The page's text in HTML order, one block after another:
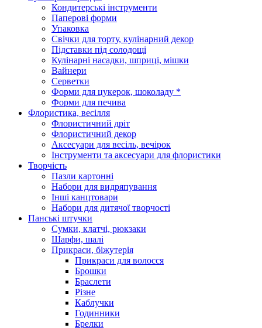
Кондитерські інструменти
Паперові форми
Упаковка
Свічки для торту, кулінарний декор
Підставки під солодощі
Кулінарні насадки, шприці, мішки
Вайнери
Серветки
Форми для цукерок, шоколаду *
Форми для печива
Флористика, весілля
Флористичний дріт
Флористичний декор
Аксесуари для весіль, вечірок
Інструменти та аксесуари для флористики
Творчість
Пазли картонні
Набори для видряпування
Інші канцтовари
Набори для дитячої творчості
Панські штучки
Сумки, клатчі, рюкзаки
Шарфи, шалі
Прикраси, біжутерія
Прикраси для волосся
Брошки
Браслети
Різне
Каблучки
Годинники
Брелки